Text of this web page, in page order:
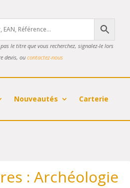
le titre que vous recherchez, signalez-le lors
devis, oucontactez-nous
Nouveautés Carterie
: Archéologie